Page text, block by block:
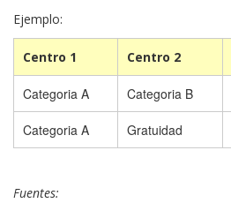
Ejemplo:
Centro 1 Centro 2
Categoria A Categoria B
Categoria A Gratuidad
Fuentes: